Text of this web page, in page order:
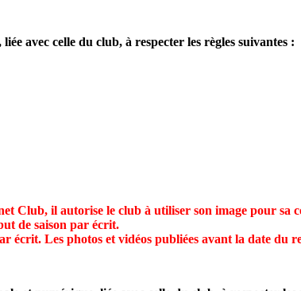
avec celle du club, à respecter les règles suivantes :
Club, il autorise le club à utiliser son image pour sa
de saison par écrit.
écrit. Les photos et vidéos publiées avant la date du